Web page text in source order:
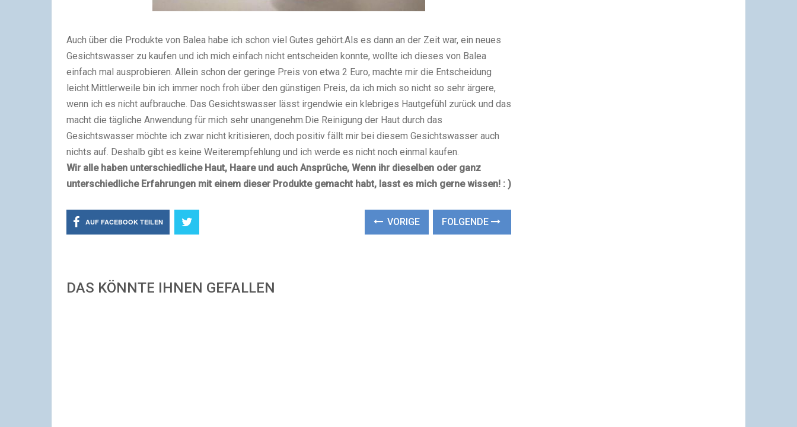
Auch über die Produkte von Balea habe ich schon viel Gutes gehört.Als es dann an der Zeit war, ein neues
Gesichtswasser zu kaufen und ich mich einfach nicht entscheiden konnte, wollte ich dieses von Balea
einfach mal ausprobieren. Allein schon der geringe Preis von etwa 2 Euro, machte mir die Entscheidung
leicht.Mittlerweile bin ich immer noch froh über den günstigen Preis, da ich mich so nicht so sehr ärgere,
wenn ich es nicht aufbrauche. Das Gesichtswasser lässt irgendwie ein klebriges Hautgefühl zurück und das
macht die tägliche Anwendung für mich sehr unangenehm.Die Reinigung der Haut durch das
Gesichtswasser möchte ich zwar nicht kritisieren, doch positiv fällt mir bei diesem Gesichtswasser auch
nichts auf. Deshalb gibt es keine Weiterempfehlung und ich werde es nicht noch einmal kaufen.
Wir alle haben unterschiedliche Haut, Haare und auch Ansprüche, Wenn ihr dieselben oder ganz
unterschiedliche Erfahrungen mit einem dieser Produkte gemacht habt, lasst es mich gerne wissen! : )
AUF FACEBOOK TEILEN VORIGE FOLGENDE
DAS KÖNNTE IHNEN GEFALLEN